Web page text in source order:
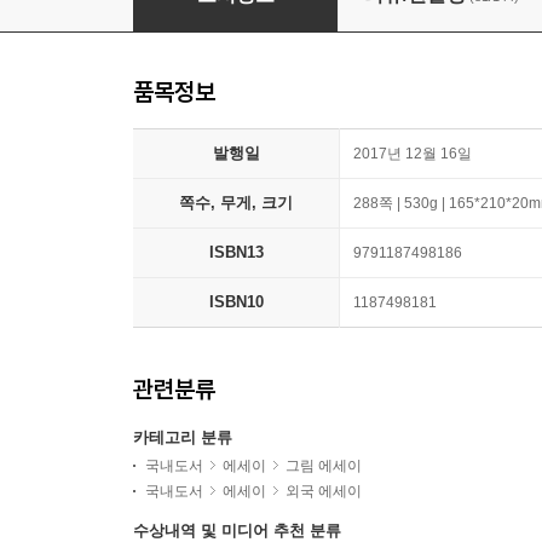
품목정보
발행일 2017년 12월 16일
쪽수, 무게, 크기 288쪽 | 530g |
ISBN13 9791187498186
ISBN10 1187498181
관련분류
카테고리 분류
국내도서 에세이
그림 에세이
국내도서
에세이 외국 에세이
수상내역 및 미디어 추천 분류